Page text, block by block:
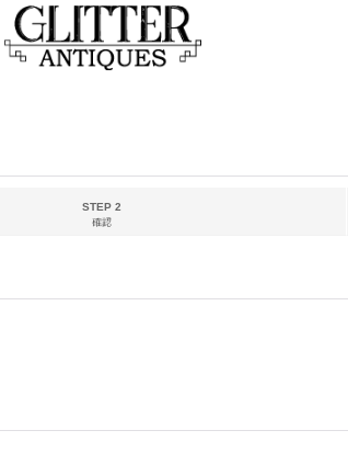
STEP 2
確認